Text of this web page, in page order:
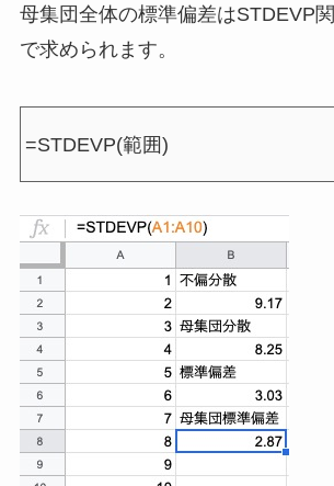
母集団全体の標準偏差はSTDEVP
で求められます。
=STDEVP(範囲)